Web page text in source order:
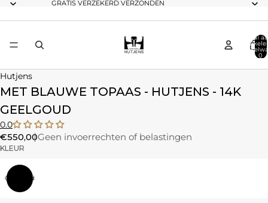
GRATIS VERZEKERD VERZONDEN
Totaal
0
Hutjens
MET BLAUWE TOPAAS - HUTJENS - 14K
GEELGOUD
0.0
€550,00Geen invoerrechten of belastingen
KLEUR
Geelgoud